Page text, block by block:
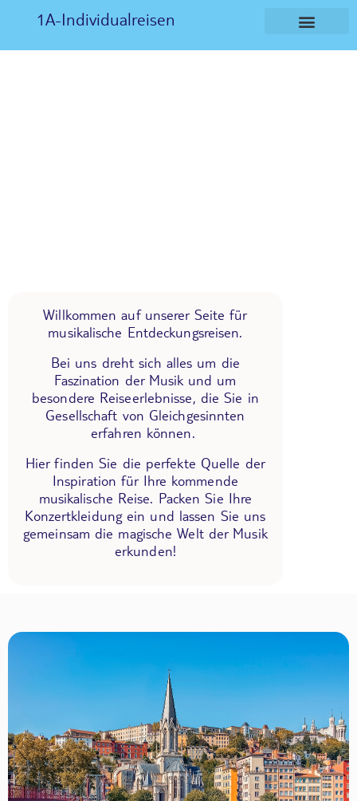
1A-Individualreisen
Willkommen auf unserer Seite für
musikalische Entdeckungsreisen.
Bei uns dreht sich alles um die
Faszination der Musik und um
besondere Reiseerlebnisse, die Sie in
Gesellschaft von Gleichgesinnten
erfahren können.
Hier finden Sie die perfekte Quelle der
Inspiration für Ihre kommende
musikalische Reise. Packen Sie Ihre
Konzertkleidung ein und lassen Sie uns
gemeinsam die magische Welt der Musik
erkunden!